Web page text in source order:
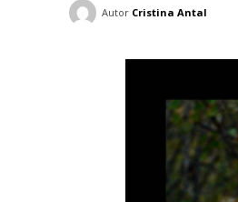
Autor Cristina Antal